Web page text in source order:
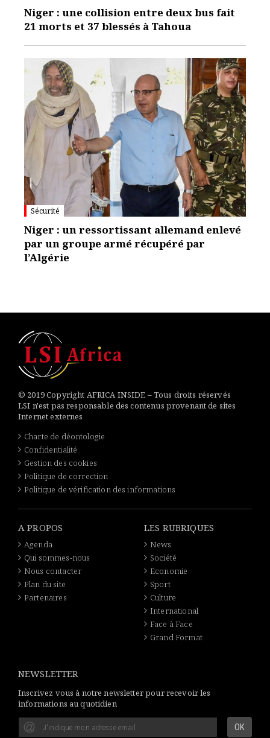
Niger : une collision entre deux bus fait
21 morts et 37 blessés à Tahoua
Sécurité
Niger : un ressortissant allemand enlevé
par un groupe armé récupéré par
l’Algérie
© 2019 Copyright AFRICA INSIDE – Tous droits réservés
LSI n'est pas responsable des contenus provenant de sites
Internet externes
Charte de déontologie
Confidentialité
Gestion des cookies
Politique de correction
Politique de vérification des informations
A PROPOS
Agenda
Qui sommes-nous
Nous contacter
Plan du site
Partenaires
LES RUBRIQUES
News
Société
Economie
Sport
Culture
International
Face à Face
Grand Format
NEWSLETTER
Inscrivez vous à notre newsletter pour recevoir les
informations au quotidien